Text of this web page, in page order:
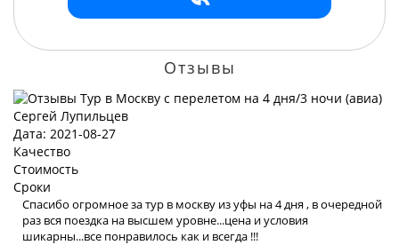
Отзывы
Сергей Лупильцев
Дата: 2021-08-27
Качество
Стоимость
Сроки
Спасибо огромное за тур в москву из уфы на 4 дня , в очередной
раз вся поездка на высшем уровне...цена и условия
шикарны...все понравилось как и всегда !!!